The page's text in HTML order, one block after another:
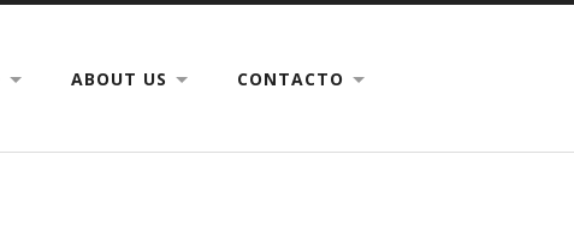
ABOUT US CONTACTO